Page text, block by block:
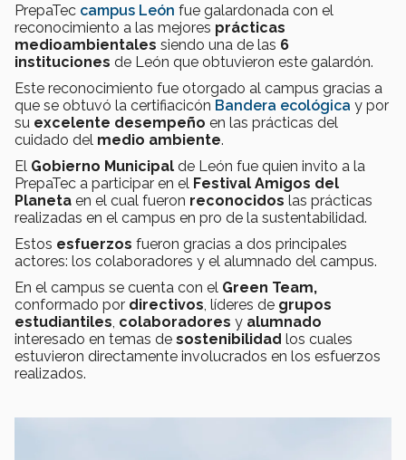
PrepaTec campus León fue galardonada con el
reconocimiento a las mejores prácticas
medioambientales siendo una de las 6
instituciones de León que obtuvieron este galardón.
Este reconocimiento fue otorgado al campus gracias a
que se obtuvó la certifiacicón Bandera ecológica y por
su excelente desempeño en las prácticas del
cuidado del medio ambiente.
El Gobierno Municipal de León fue quien invito a la
PrepaTec a participar en el Festival Amigos del
Planeta en el cual fueron reconocidos las prácticas
realizadas en el campus en pro de la sustentabilidad.
Estos esfuerzos fueron gracias a dos principales
actores: los colaboradores y el alumnado del campus.
En el campus se cuenta con el Green Team,
conformado por directivos , líderes de grupos
estudiantiles colaboradores y alumnado
interesado en temas de sostenibilidad los cuales
estuvieron directamente involucrados en los esfuerzos
realizados.